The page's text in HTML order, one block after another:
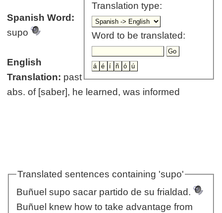
Translation type:
Word to be translated:
Spanish Word:
supo
English
Translation: past
abs. of [saber], he learned, was informed
Translated sentences containing 'supo'
Buñuel supo sacar partido de su frialdad.
Buñuel knew how to take advantage from